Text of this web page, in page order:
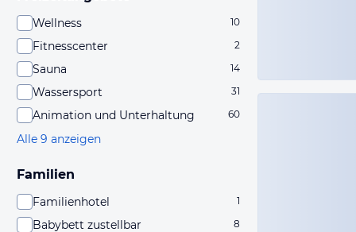
Wellness 10
Fitnesscenter 2
Sauna 14
Wassersport 31
Animation und Unterhaltung 60
Alle 9 anzeigen
Familien
Familienhotel 1
Babybett zustellbar 8